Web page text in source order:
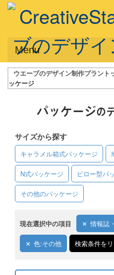
Menu
サービス概要
デザインアシスト
フルデザイン
データ修正
写真からイラスト作成
デザイン制作例
ご利用料金
ご利用ガイド
ウエーブのデザイン制作プラント
ッケージ
パッケージの
サイズから探す
キャラメル箱式パッケージ
N式パッケージ ピロー型パ
その他のパッケージ
現在選択中の項目 情報誌
色:その他 検索条件を